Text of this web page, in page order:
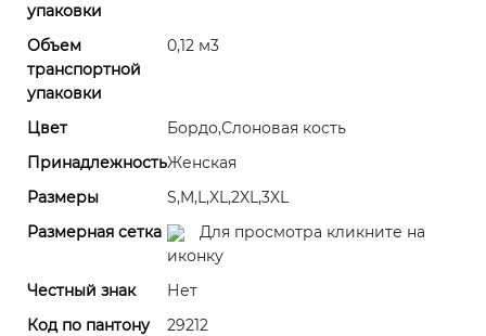
упаковки
Объем
транспортной
упаковки
0,12 м3
Цвет
Бордо,Слоновая кость
ПринадлежностьЖенская
Размеры
S,M,L,XL,2XL,3XL
Размерная сетка
Для просмотра кликните на
иконку
Честный знак
Нет
Код по пантону
29212